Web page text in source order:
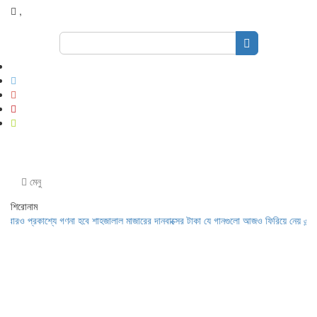
,
Search
মেনু
শিরোনাম
গণনা হবে শাহজালাল মাজারের দানবাক্সের টাকাযে গানগুলো আজও ফিরিয়ে নেয় এন্ড্রু